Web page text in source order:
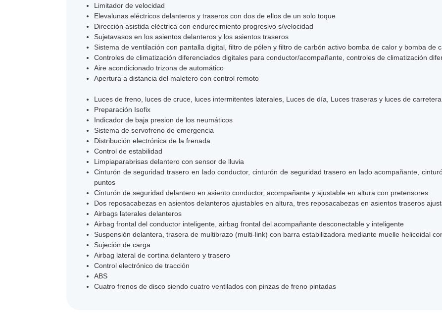
Limitador de velocidad
Elevalunas eléctricos delanteros y traseros con dos de ellos de un solo toque
Dirección asistida eléctrica con endurecimiento progresivo s/velocidad
Sujetavasos en los asientos delanteros y los asientos traseros
Sistema de ventilación con pantalla digital, filtro de pólen y filtro de carbón activo bomba de calor y bomba de
Controles de climatización diferenciados digitales para conductor/acompañante, controles de climatización
Aire acondicionado trizona de automático
Apertura a distancia del maletero con control remoto
Luces de freno, luces de cruce, luces intermitentes laterales, Luces de día, Luces traseras y luces de
Preparación Isofix
Indicador de baja presion de los neumáticos
Sistema de servofreno de emergencia
Distribución electrónica de la frenada
Control de estabilidad
Limpiaparabrisas delantero con sensor de lluvia
Cinturón de seguridad trasero en lado conductor, cinturón de seguridad trasero en lado acompañante,
puntos
Cinturón de seguridad delantero en asiento conductor, acompañante y ajustable en altura con pretensores
Dos reposacabezas en asientos delanteros ajustables en altura, tres reposacabezas en asientos traseros
Airbags laterales delanteros
Airbag frontal del conductor inteligente, airbag frontal del acompañante desconectable y inteligente
Suspensión delantera, trasera de multibrazo (multi-link) con barra estabilizadora mediante muelle helicoidal
Sujeción de carga
Airbag lateral de cortina delantero y trasero
Control electrónico de tracción
ABS
Cuatro frenos de disco siendo cuatro ventilados con pinzas de freno pintadas